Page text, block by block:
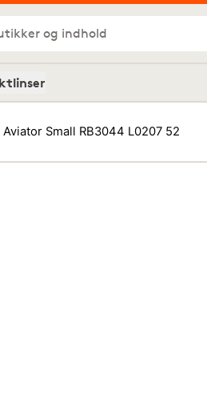
og indhold
Aviator Small RB3044 L0207 52